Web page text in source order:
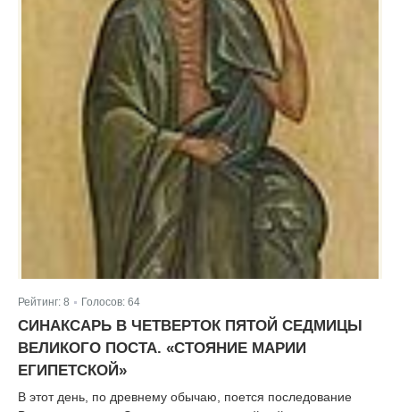
Рейтинг: 8 Голосов: 64
СИНАКСАРЬ В ЧЕТВЕРТОК ПЯТОЙ СЕДМИЦЫ
ВЕЛИКОГО ПОСТА. «СТОЯНИЕ МАРИИ
ЕГИПЕТСКОЙ»
В этот день, по древнему обычаю, поется последование